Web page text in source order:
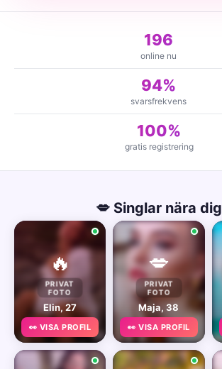
196
online nu
94%
svarsfrekvens
100%
gratis registrering
💋 Singlar nära dig
🔥
PRIVAT
FOTO
Elin, 27
👀 VISA PROFIL
💋
PRIVAT
FOTO
Maja, 38
👀 VISA PROFIL